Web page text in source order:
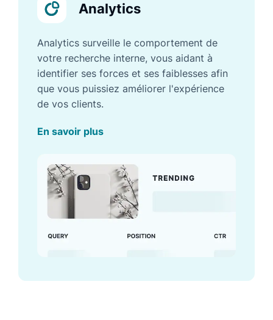
Analytics
Analytics surveille le comportement de
votre recherche interne, vous aidant à
identifier ses forces et ses faiblesses afin
que vous puissiez améliorer l'expérience
de vos clients.
En savoir plus